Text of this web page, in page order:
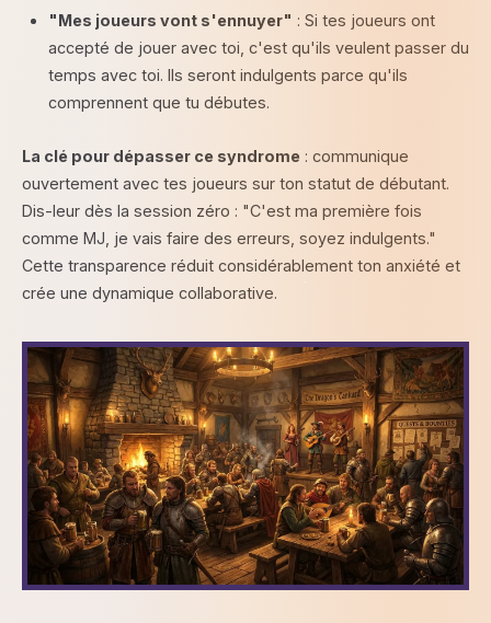
"Mes joueurs vont s'ennuyer" : Si tes joueurs ont
accepté de jouer avec toi, c'est qu'ils veulent passer du
temps avec toi. Ils seront indulgents parce qu'ils
comprennent que tu débutes.
La clé pour dépasser ce syndrome : communique
ouvertement avec tes joueurs sur ton statut de débutant.
Dis-leur dès la session zéro : "C'est ma première fois
comme MJ, je vais faire des erreurs, soyez indulgents."
Cette transparence réduit considérablement ton anxiété et
crée une dynamique collaborative.